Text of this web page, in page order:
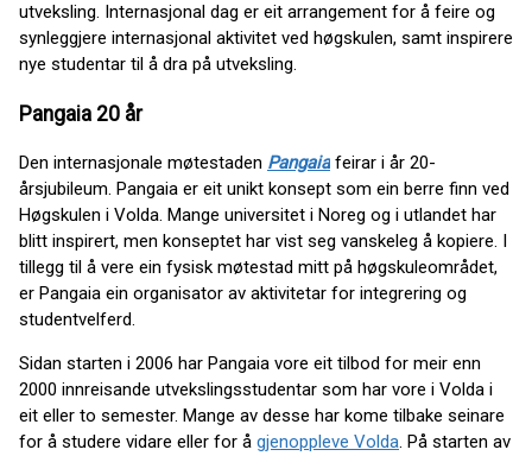
utveksling. Internasjonal dag er eit arrangement for å feire og
synleggjere internasjonal aktivitet ved høgskulen, samt inspirere
nye studentar til å dra på utveksling.
Pangaia 20 år
Den internasjonale møtestaden Pangaia feirar i år 20-
årsjubileum. Pangaia er eit unikt konsept som ein berre finn ved
Høgskulen i Volda. Mange universitet i Noreg og i utlandet har
blitt inspirert, men konseptet har vist seg vanskeleg å kopiere. I
tillegg til å vere ein fysisk møtestad mitt på høgskuleområdet,
er Pangaia ein organisator av aktivitetar for integrering og
studentvelferd.
Sidan starten i 2006 har Pangaia vore eit tilbod for meir enn
2000 innreisande utvekslingsstudentar som har vore i Volda i
eit eller to semester. Mange av desse har kome tilbake seinare
for å studere vidare eller for å gjenoppleve Volda. På starten av